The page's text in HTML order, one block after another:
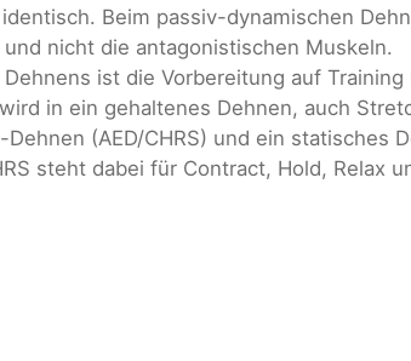
Beim passiv-dynamischen
nicht die antagonistischen Muskeln.
ist die Vorbereitung auf Training
in ein gehaltenes Dehnen, auch
(AED/CHRS) und ein statisches
steht dabei für Contract, Hold, Relax